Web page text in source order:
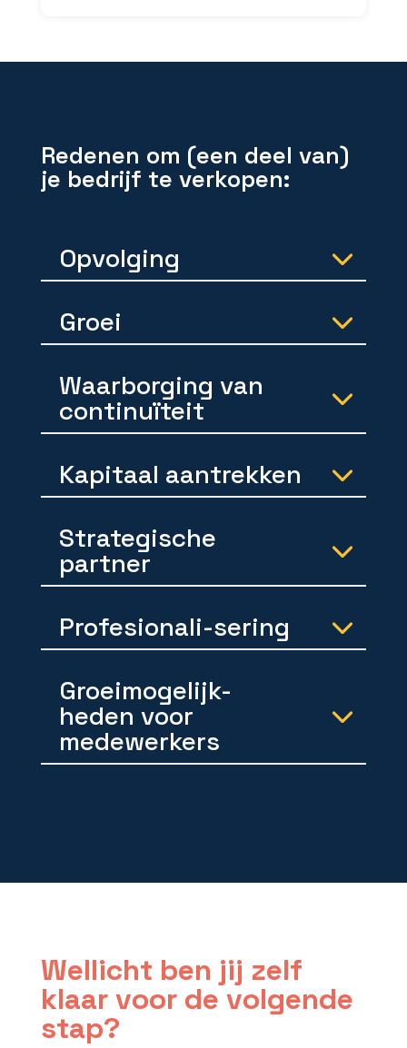
Redenen om (een deel van)
je bedrijf te verkopen:
Opvolging
Groei
Waarborging van
continuïteit
Kapitaal aantrekken
Strategische
partner
Profesionali-sering
Groeimogelijk-
heden voor
medewerkers
Wellicht ben jij zelf
klaar voor de volgende
stap?